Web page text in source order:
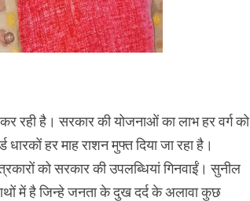
कर रही है। सरकार की योजनाओं का लाभ हर वर्ग को
हर माह राशन मुफ्त दिया जा रहा है।
को सरकार की उपलब्धियां गिनवाईं। सुनील
में है जिन्हे जनता के दुख दर्द के अलावा कुछ